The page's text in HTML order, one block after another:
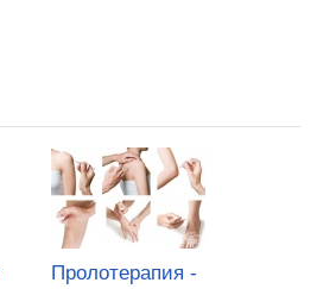
Пролотерапия -